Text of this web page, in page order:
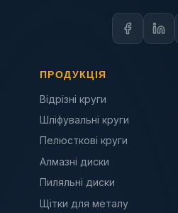
ПРОДУКЦІЯ
Відрізні круги
Шліфувальні круги
Пелюсткові круги
Алмазні диски
Пиляльні диски
Щітки для металу